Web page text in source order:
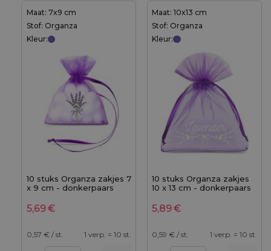
Maat: 7x9 cm
Stof: Organza
Kleur:
10 stuks Organza zakjes 7
x 9 cm - donkerpaars
5,69€
0,57 € / st. 1 verp. = 10 st.
Maat: 10x13 cm
Stof: Organza
Kleur:
10 stuks Organza zakjes
10 x 13 cm - donkerpaars
5,89€
0,59 € / st. 1 verp. = 10 st.